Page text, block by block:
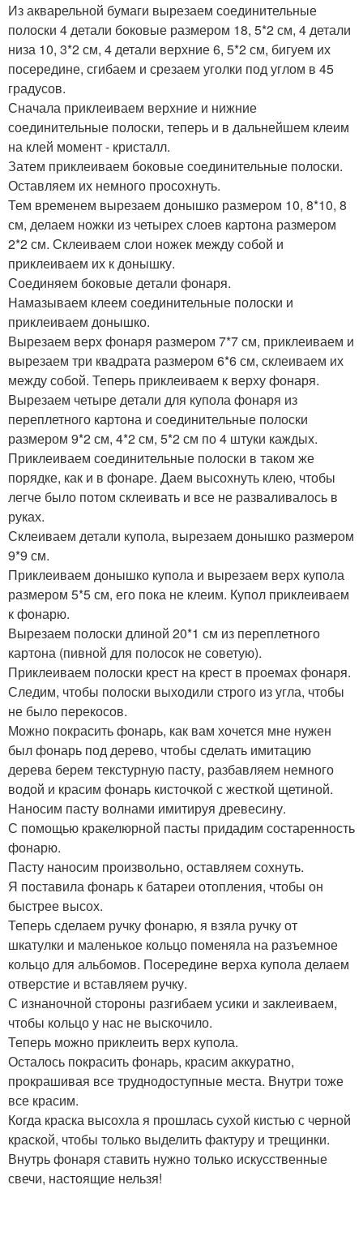
Из акварельной бумаги вырезаем соединительные
полоски 4 детали боковые размером 18, 5*2 см, 4 детали
низа 10, 3*2 см, 4 детали верхние 6, 5*2 см, бигуем их
посередине, сгибаем и срезаем уголки под углом в 45
градусов.
Сначала приклеиваем верхние и нижние
соединительные полоски, теперь и в дальнейшем клеим
на клей момент - кристалл.
Затем приклеиваем боковые соединительные полоски.
Оставляем их немного просохнуть.
Тем временем вырезаем донышко размером 10, 8*10, 8
см, делаем ножки из четырех слоев картона размером
2*2 см. Склеиваем слои ножек между собой и
приклеиваем их к донышку.
Соединяем боковые детали фонаря.
Намазываем клеем соединительные полоски и
приклеиваем донышко.
Вырезаем верх фонаря размером 7*7 см, приклеиваем и
вырезаем три квадрата размером 6*6 см, склеиваем их
между собой. Теперь приклеиваем к верху фонаря.
Вырезаем четыре детали для купола фонаря из
переплетного картона и соединительные полоски
размером 9*2 см, 4*2 см, 5*2 см по 4 штуки каждых.
Приклеиваем соединительные полоски в таком же
порядке, как и в фонаре. Даем высохнуть клею, чтобы
легче было потом склеивать и все не разваливалось в
руках.
Склеиваем детали купола, вырезаем донышко размером
9*9 см.
Приклеиваем донышко купола и вырезаем верх купола
размером 5*5 см, его пока не клеим. Купол приклеиваем
к фонарю.
Вырезаем полоски длиной 20*1 см из переплетного
картона (пивной для полосок не советую).
Приклеиваем полоски крест на крест в проемах фонаря.
Следим, чтобы полоски выходили строго из угла, чтобы
не было перекосов.
Можно покрасить фонарь, как вам хочется мне нужен
был фонарь под дерево, чтобы сделать имитацию
дерева берем текстурную пасту, разбавляем немного
водой и красим фонарь кисточкой с жесткой щетиной.
Наносим пасту волнами имитируя древесину.
С помощью кракелюрной пасты придадим состаренность
фонарю.
Пасту наносим произвольно, оставляем сохнуть.
Я поставила фонарь к батареи отопления, чтобы он
быстрее высох.
Теперь сделаем ручку фонарю, я взяла ручку от
шкатулки и маленькое кольцо поменяла на разъемное
кольцо для альбомов. Посередине верха купола делаем
отверстие и вставляем ручку.
С изнаночной стороны разгибаем усики и заклеиваем,
чтобы кольцо у нас не выскочило.
Теперь можно приклеить верх купола.
Осталось покрасить фонарь, красим аккуратно,
прокрашивая все труднодоступные места. Внутри тоже
все красим.
Когда краска высохла я прошлась сухой кистью с черной
краской, чтобы только выделить фактуру и трещинки.
Внутрь фонаря ставить нужно только искусственные
свечи, настоящие нельзя!